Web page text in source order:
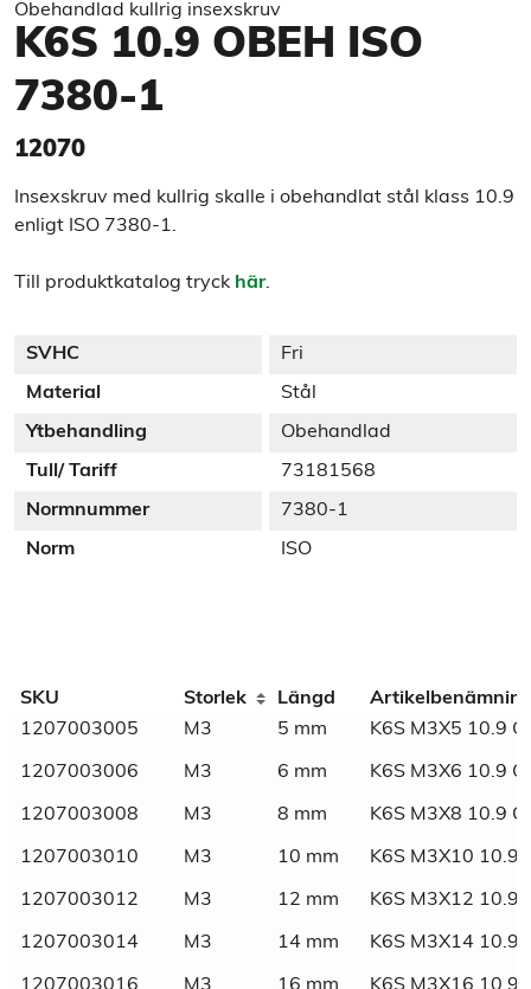
Obehandlad kullrig insexskruv
K6S 10.9 OBEH ISO
7380-1
12070
Insexskruv med kullrig skalle i obehandlat stål klass 10.9
enligt ISO 7380-1.
Till produktkatalog tryck här.
SVHC Fri
Material Stål
Ytbehandling Obehandlad
Tull/ Tariff 73181568
Normnummer 7380-1
Norm ISO
Weight N/A
Dimensions N/A
SVHC Fri
Material Stål
SKU Storlek Längd
1207003005
M3 5 mm K6S M3X5 10.9
1207003006 M3 6 mm K6S M3X6 10.9
1207003008 M3 8 mm K6S M3X8 10.9
1207003010 M3 10 mm K6S M3X10 10.9
1207003012 M3 12 mm K6S M3X12 10.9
1207003014 M3 14 mm K6S M3X14 10.9